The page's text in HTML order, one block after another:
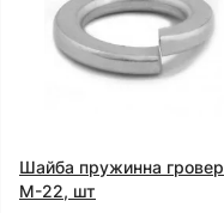
Шайба пружинна гровер
М-22, шт